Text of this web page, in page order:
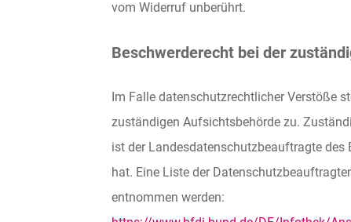
vom Widerruf unberührt.
Beschwerderecht bei der
Im Falle datenschutzrechtlicher Verstöße
zuständigen Aufsichtsbehörde zu.
ist der Landesdatenschutzbeauftragte des
hat. Eine Liste der
entnommen werden: